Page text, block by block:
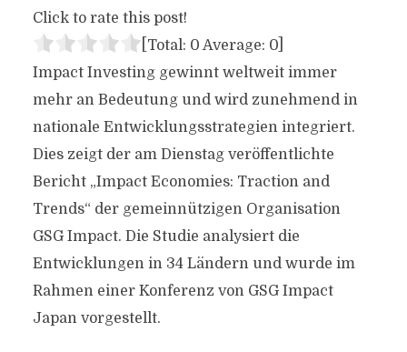
Click to rate this post!
[Total: 0 Average: 0]
Impact Investing gewinnt weltweit immer
mehr an Bedeutung und wird zunehmend in
nationale Entwicklungsstrategien integriert.
Dies zeigt der am Dienstag veröffentlichte
Bericht „Impact Economies: Traction and
Trends“ der gemeinnützigen Organisation
GSG Impact. Die Studie analysiert die
Entwicklungen in 34 Ländern und wurde im
Rahmen einer Konferenz von GSG Impact
Japan vorgestellt.